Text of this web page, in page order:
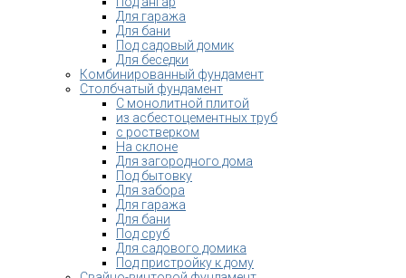
Для гаража
Для бани
Под садовый домик
Для беседки
Комбинированный фундамент
Столбчатый фундамент
С монолитной плитой
из асбестоцементных труб
с ростверком
На склоне
Для загородного дома
Под бытовку
Для забора
Для гаража
Для бани
Под сруб
Для садового домика
Под пристройку к дому